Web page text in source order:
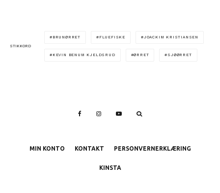
STIKKORD
BRUNØRRET FLUEFISKE JOACKIM KRISTIANSEN
KEVIN BENUM KJELDSRUD ØRRET SJØØRRET
MIN KONTO KONTAKT PERSONVERNERKLÆRING
KINSTA